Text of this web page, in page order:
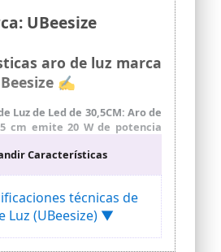
UBeesize
aro de luz marca
✍
Luz de Led de 30,5CM: Aro de
cm emite 20 W de potencia
similar de 25,4 cm (que
grande y brillante
ser la luz principal para
magníficos retratos,
entrevistas e incluso
Características
técnicas de
Luz (UBeesize) ▼